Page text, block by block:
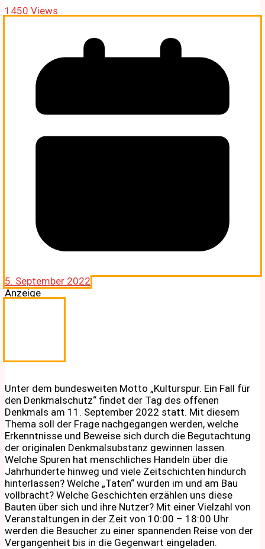
1450 Views
5. September 2022
Anzeige
Unter dem bundesweiten Motto „Kulturspur. Ein Fall für
den Denkmalschutz“ findet der Tag des offenen
Denkmals am 11. September 2022 statt. Mit diesem
Thema soll der Frage nachgegangen werden, welche
Erkenntnisse und Beweise sich durch die Begutachtung
der originalen Denkmalsubstanz gewinnen lassen.
Welche Spuren hat menschliches Handeln über die
Jahrhunderte hinweg und viele Zeitschichten hindurch
hinterlassen? Welche „Taten“ wurden im und am Bau
vollbracht? Welche Geschichten erzählen uns diese
Bauten über sich und ihre Nutzer? Mit einer Vielzahl von
Veranstaltungen in der Zeit von 10:00 – 18:00 Uhr
werden die Besucher zu einer spannenden Reise von der
Vergangenheit bis in die Gegenwart eingeladen.